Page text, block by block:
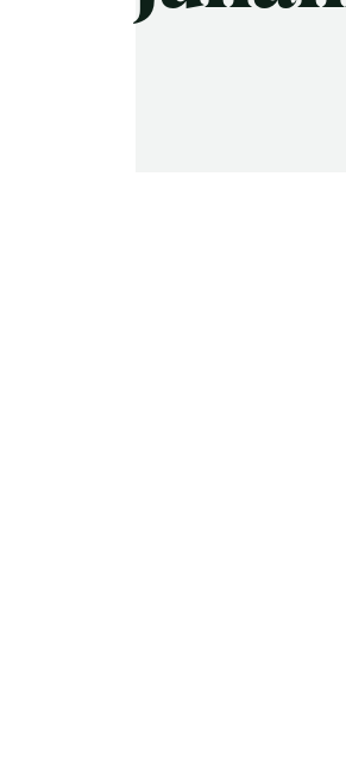
Vieras jäsenen
11 saunomiskerran